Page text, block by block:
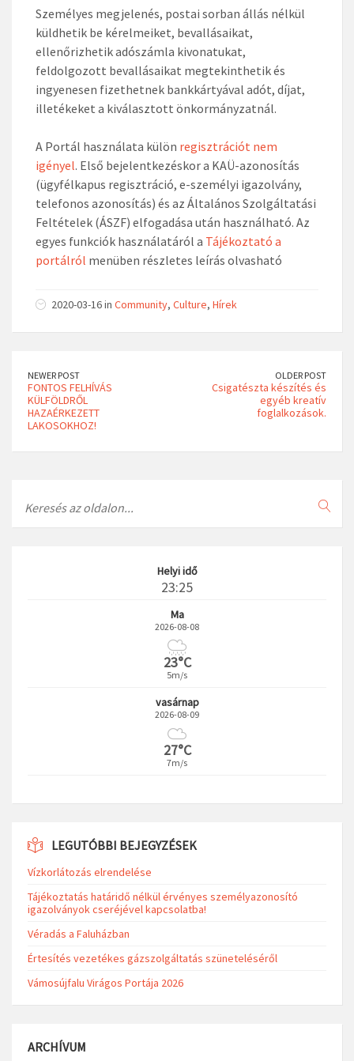
Személyes megjelenés, postai sorban állás nélkül
küldhetik be kérelmeiket, bevallásaikat,
ellenőrizhetik adószámla kivonatukat,
feldolgozott bevallásaikat megtekinthetik és
ingyenesen fizethetnek bankkártyával adót, díjat,
illetékeket a kiválasztott önkormányzatnál.
A Portál használata külön regisztrációt nem
igényel. Első bejelentkezéskor a KAÜ-azonosítás
(ügyfélkapus regisztráció, e-személyi igazolvány,
telefonos azonosítás) és az Általános Szolgáltatási
Feltételek (ÁSZF) elfogadása után használható. Az
egyes funkciók használatáról a Tájékoztató a
portálról menüben részletes leírás olvasható
2020-03-16 in Community, Culture, Hírek
NEWER POST
FONTOS FELHÍVÁS
KÜLFÖLDRŐL
HAZAÉRKEZETT
LAKOSOKHOZ!
OLDER POST
Csigatészta készítés és
egyéb kreatív
foglalkozások.
Helyi idő
23:25
Ma
2026-08-08
23°C
5m/s
vasárnap
2026-08-09
27°C
7m/s
LEGUTÓBBI BEJEGYZÉSEK
Vízkorlátozás elrendelése
Tájékoztatás határidő nélkül érvényes személyazonosító
igazolványok cseréjével kapcsolatba!
Véradás a Faluházban
Értesítés vezetékes gázszolgáltatás szüneteléséről
Vámosújfalu Virágos Portája 2026
ARCHÍVUM